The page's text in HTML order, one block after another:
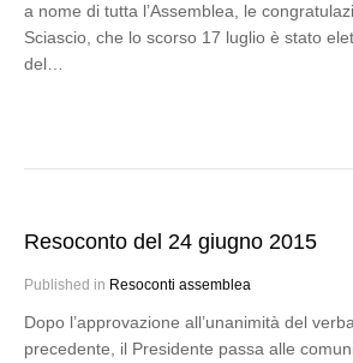
a nome di tutta l’Assemblea, le
Sciascio, che lo scorso 17 luglio è stato
del…
Resoconto del 24 giugno 2015
Published in Resoconti assemblea
Dopo l’approvazione all’unanimità del
precedente, il Presidente passa alle